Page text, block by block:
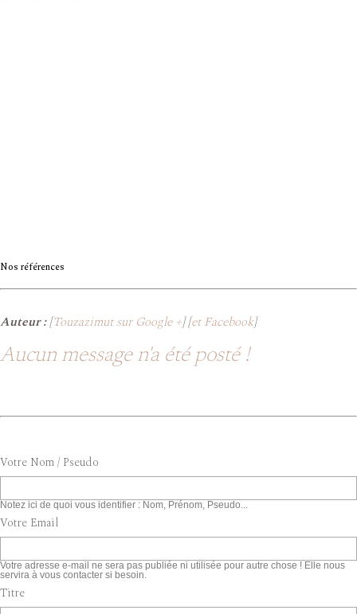
Nos références
Auteur :[Touzazimut sur Google +] [et Facebook]
Aucun message n'a été posté !
Votre Nom / Pseudo
Notez ici de quoi vous identifier : Nom, Prénom, Pseudo...
Votre Email
Votre adresse e-mail ne sera pas publiée ni utilisée pour autre chose ! Elle nous
servira à vous contacter si besoin.
Titre